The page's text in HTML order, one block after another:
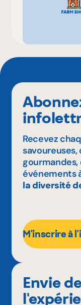
Recevez
événements
la diversité
M'inscrire à
Envie